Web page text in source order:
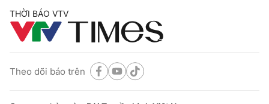
THỜI BÁO VTV
Theo dõi báo trên